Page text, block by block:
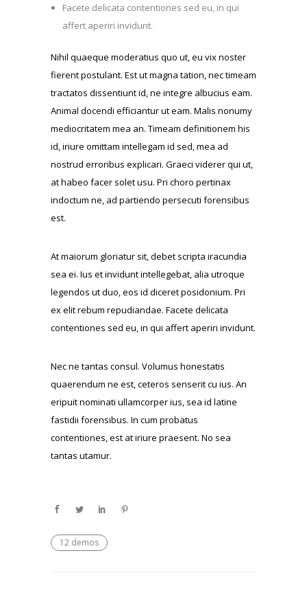
Facete delicata contentiones sed eu, in qui
affert aperiri invidunt.
Nihil quaeque moderatius quo ut, eu vix noster
fierent postulant. Est ut magna tation, nec timeam
tractatos dissentiunt id, ne integre albucius eam.
Animal docendi efficiantur ut eam. Malis nonumy
mediocritatem mea an. Timeam definitionem his
id, iriure omittam intellegam id sed, mea ad
nostrud erroribus explicari. Graeci viderer qui ut,
at habeo facer solet usu. Pri choro pertinax
indoctum ne, ad partiendo persecuti forensibus
est.
At maiorum gloriatur sit, debet scripta iracundia
sea ei. Ius et invidunt intellegebat, alia utroque
legendos ut duo, eos id diceret posidonium. Pri
ex elit rebum repudiandae. Facete delicata
contentiones sed eu, in qui affert aperiri invidunt.
Nec ne tantas consul. Volumus honestatis
quaerendum ne est, ceteros senserit cu ius. An
eripuit nominati ullamcorper ius, sea id latine
fastidii forensibus. In cum probatus
contentiones, est at iriure praesent. No sea
tantas utamur.
12 demos